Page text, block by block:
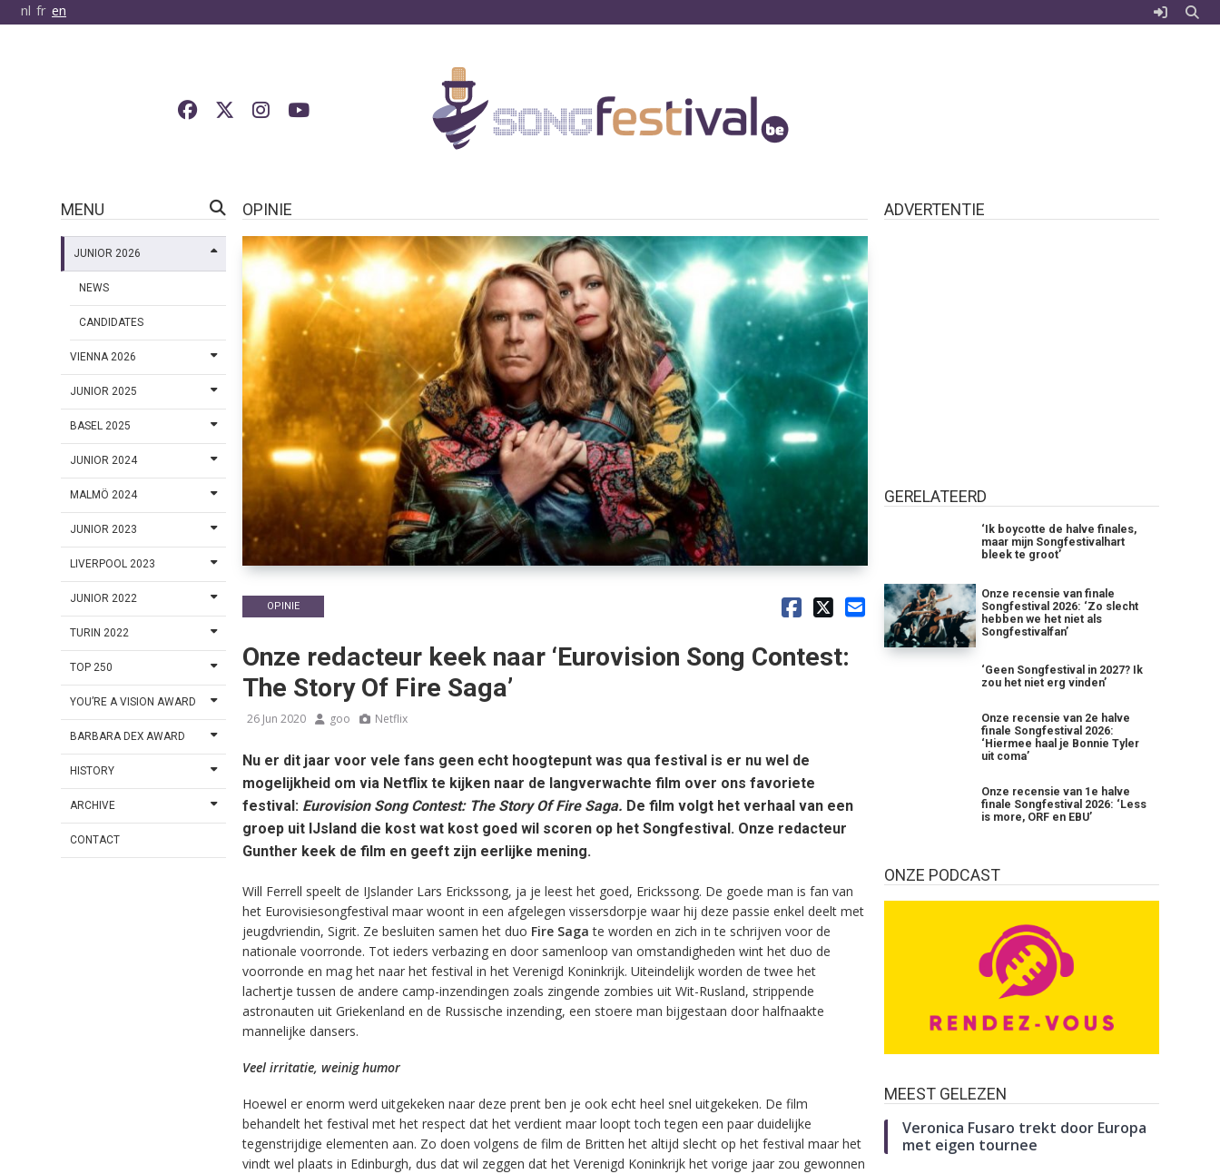
nl fr en
MENU
JUNIOR 2026
NEWS
CANDIDATES
VIENNA 2026
JUNIOR 2025
BASEL 2025
JUNIOR 2024
MALMÖ 2024
JUNIOR 2023
LIVERPOOL 2023
JUNIOR 2022
TURIN 2022
TOP 250
YOU’RE A VISION AWARD
BARBARA DEX AWARD
HISTORY
ARCHIVE
CONTACT
OPINIE
OPINIE
Onze redacteur keek naar ‘Eurovision Song Contest:
The Story Of Fire Saga’
26 Jun 2020 goo Netflix
Nu er dit jaar voor vele fans geen echt hoogtepunt was qua festival is er nu wel de
mogelijkheid om via Netflix te kijken naar de langverwachte film over ons favoriete
festival: Eurovision Song Contest: The Story Of Fire Saga. De film volgt het verhaal van een
groep uit IJsland die kost wat kost goed wil scoren op het Songfestival. Onze redacteur
Gunther keek de film en geeft zijn eerlijke mening.
Will Ferrell speelt de IJslander Lars Erickssong, ja je leest het goed, Erickssong. De goede man is fan van
het Eurovisiesongfestival maar woont in een afgelegen vissersdorpje waar hij deze passie enkel deelt met
jeugdvriendin, Sigrit. Ze besluiten samen het duo Fire Saga te worden en zich in te schrijven voor de
nationale voorronde. Tot ieders verbazing en door samenloop van omstandigheden wint het duo de
voorronde en mag het naar het festival in het Verenigd Koninkrijk. Uiteindelijk worden de twee het
lachertje tussen de andere camp-inzendingen zoals zingende zombies uit Wit-Rusland, strippende
astronauten uit Griekenland en de Russische inzending, een stoere man bijgestaan door halfnaakte
mannelijke dansers.
Veel irritatie, weinig humor
Hoewel er enorm werd uitgekeken naar deze prent ben je ook echt heel snel uitgekeken. De film
behandelt het festival met het respect dat het verdient maar loopt toch tegen een paar duidelijke
tegenstrijdige elementen aan. Zo doen volgens de film de Britten het altijd slecht op het festival maar het
vindt wel plaats in Edinburgh, dus dat wil zeggen dat het Verenigd Koninkrijk het vorige jaar zou gewonnen
ADVERTENTIE
GERELATEERD
‘Ik boycotte de halve finales,
maar mijn Songfestivalhart
bleek te groot’
Onze recensie van finale
Songfestival 2026: ‘Zo slecht
hebben we het niet als
Songfestivalfan’
‘Geen Songfestival in 2027? Ik
zou het niet erg vinden’
Onze recensie van 2e halve
finale Songfestival 2026:
‘Hiermee haal je Bonnie Tyler
uit coma’
Onze recensie van 1e halve
finale Songfestival 2026: ‘Less
is more, ORF en EBU’
ONZE PODCAST
MEEST GELEZEN
Veronica Fusaro trekt door Europa
met eigen tournee